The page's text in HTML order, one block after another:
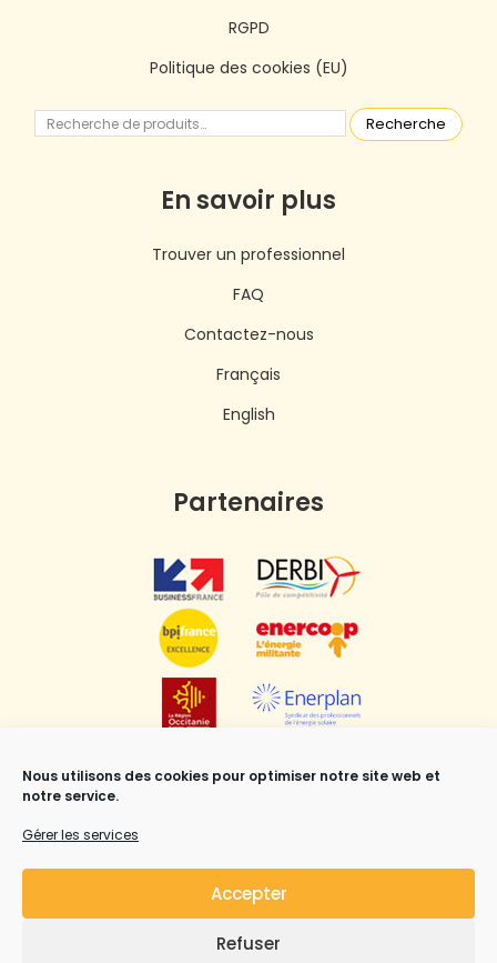
Nous utilisons des cookies pour optimiser notre site web et
notre service.
Gérer les services
Accepter
Refuser
RGPD
Politique des cookies (EU)
Recherche
En savoir plus
Trouver un professionnel
FAQ
Contactez-nous
Français
English
Partenaires